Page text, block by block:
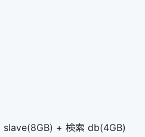
+ 検索 db(4GB)